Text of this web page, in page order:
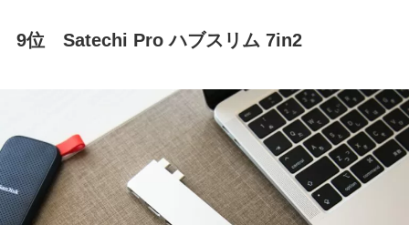
9位 Satechi Pro ハブスリム 7in2